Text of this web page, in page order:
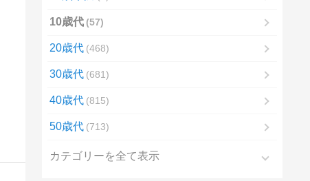
10歳代 57
20歳代 468
30歳代 681
40歳代 815
50歳代 713
カテゴリーを全て表示